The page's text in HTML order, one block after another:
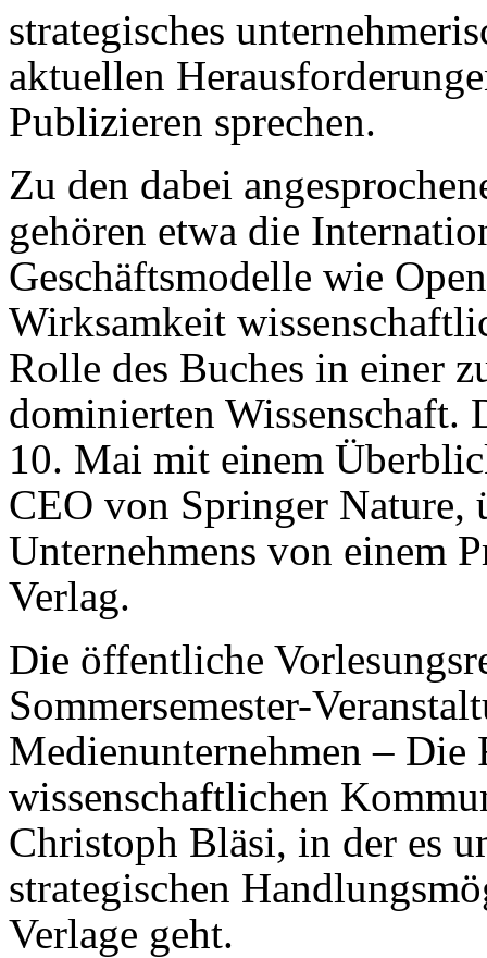
strategisches
aktuellen
Publizieren sprechen.
Zu den dabei
gehören etwa die
Geschäftsmodelle wie
Wirksamkeit
Rolle des Buches in einer
dominierten Wissenschaft.
10. Mai mit einem
CEO von Springer Nature,
Unternehmens von einem
Verlag.
Die öffentliche
Sommersemester-
Medienunternehmen –
wissenschaftlichen
Christoph Bläsi, in der es
strategischen
Verlage geht.